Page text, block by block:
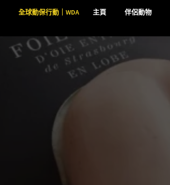
全球動保行動｜WDA 主頁 伴侶動物